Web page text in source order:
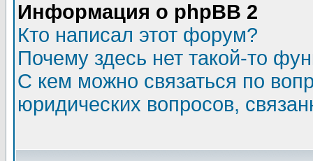
Информация о phpBB 2
Кто написал этот форум?
Почему здесь нет такой-то
С кем можно связаться по
юридических вопросов,